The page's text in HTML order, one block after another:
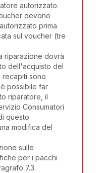
autorizzato.
devono
prima
sul voucher (tre
riparazione dovrà
dell'acquisto del
recapiti sono
possibile far
riparatore, il
Consumatori
questo
modifica del
sulle
per i pacchi
7.3.